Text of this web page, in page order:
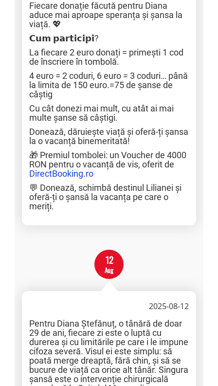
Fiecare donație făcută pentru Diana
aduce mai aproape speranța și șansa la
viață. 💖
𝗖𝘂𝗺 𝗽𝗮𝗿𝘁𝗶𝗰𝗶𝗽𝗶?
La fiecare 2 euro donați = primești 1 cod
de înscriere în tombolă.
4 euro = 2 coduri, 6 euro = 3 coduri… până
la limita de 150 euro.=75 de șanse de
câștig
Cu cât donezi mai mult, cu atât ai mai
multe șanse să câștigi.
Donează, dăruiește viață și oferă-ți șansa
la o vacanță binemeritată!
🎁 Premiul tombolei: un Voucher de 4000
RON pentru o vacanță de vis, oferit de
DirectBooking.ro
💬 Donează, schimbă destinul Lilianei și
oferă-ți o șansă la vacanța pe care o
meriți.
12
Aug
2025-08-12
Pentru Diana Ștefănuț, o tânără de doar
29 de ani, fiecare zi este o luptă cu
durerea și cu limitările pe care i le impune
cifoza severă. Visul ei este simplu: să
poată merge dreaptă, fără chin, și să se
bucure de viață ca orice alt tânăr. Singura
șansă este o intervenție chirurgicală